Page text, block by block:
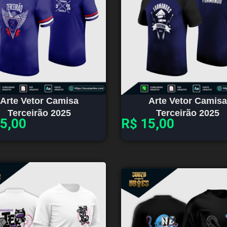
Arte Vetor Camisa
Terceirão 2025
Arte Vetor Camisa
Terceirão 2025
R$ 15,00